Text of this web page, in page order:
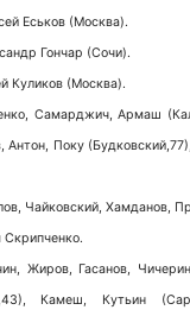
Еськов (Москва).
Гончар (Сочи).
Куликов (Москва).
Самарджич, Армаш
Антон, Поку
Чайковский, Хамданов,
Жиров, Гасанов,
Камеш, Кутьин